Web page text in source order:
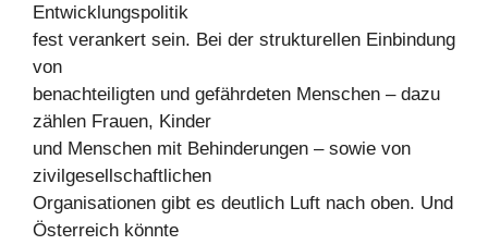
Entwicklungspolitik
fest verankert sein. Bei der strukturellen Einbindung
von
benachteiligten und gefährdeten Menschen – dazu
zählen Frauen, Kinder
und Menschen mit Behinderungen – sowie von
zivilgesellschaftlichen
Organisationen gibt es deutlich Luft nach oben. Und
Österreich könnte